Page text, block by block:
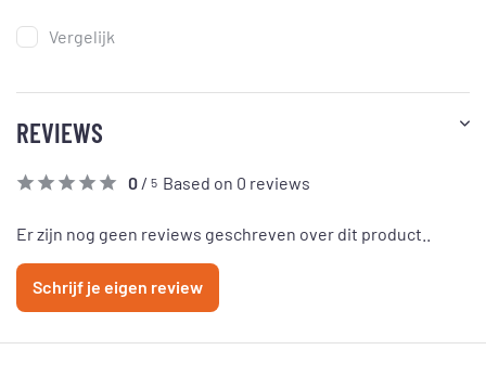
Vergelijk
REVIEWS
0 / 5 Based on 0 reviews
Er zijn nog geen reviews geschreven over dit product..
Schrijf je eigen review